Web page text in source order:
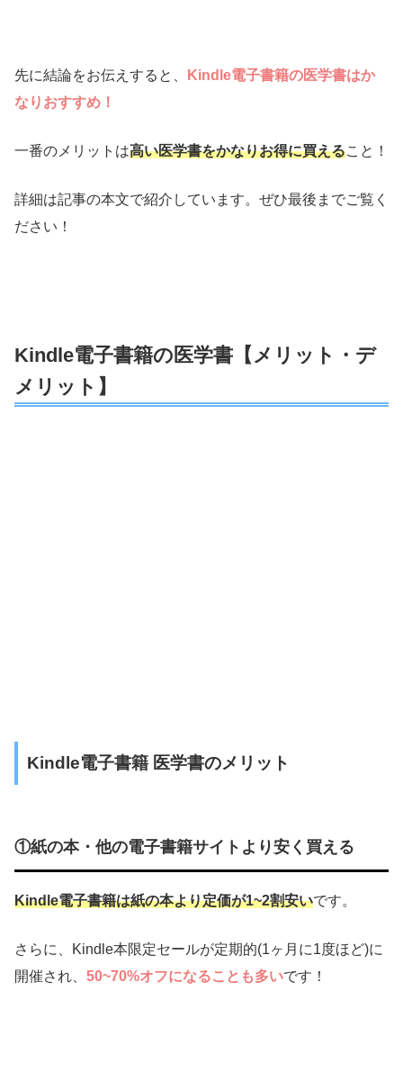
先に結論をお伝えすると、
Kindle電子書籍の医学書はか
なりおすすめ！
一番のメリットは高い医学書をかなりお得に買えること！
詳細は記事の本文で紹介しています。ぜひ最後までご覧く
ださい！
Kindle電子書籍の医学書【メリット・デ
メリット】
Kindle電子書籍 医学書のメリット
①紙の本・他の電子書籍サイトより安く買える
Kindle電子書籍は紙の本より定価が1~2割安いです。
さらに、Kindle本限定セールが定期的(1ヶ月に1度ほど)に
開催され、 50~70%オフになることも多いです！